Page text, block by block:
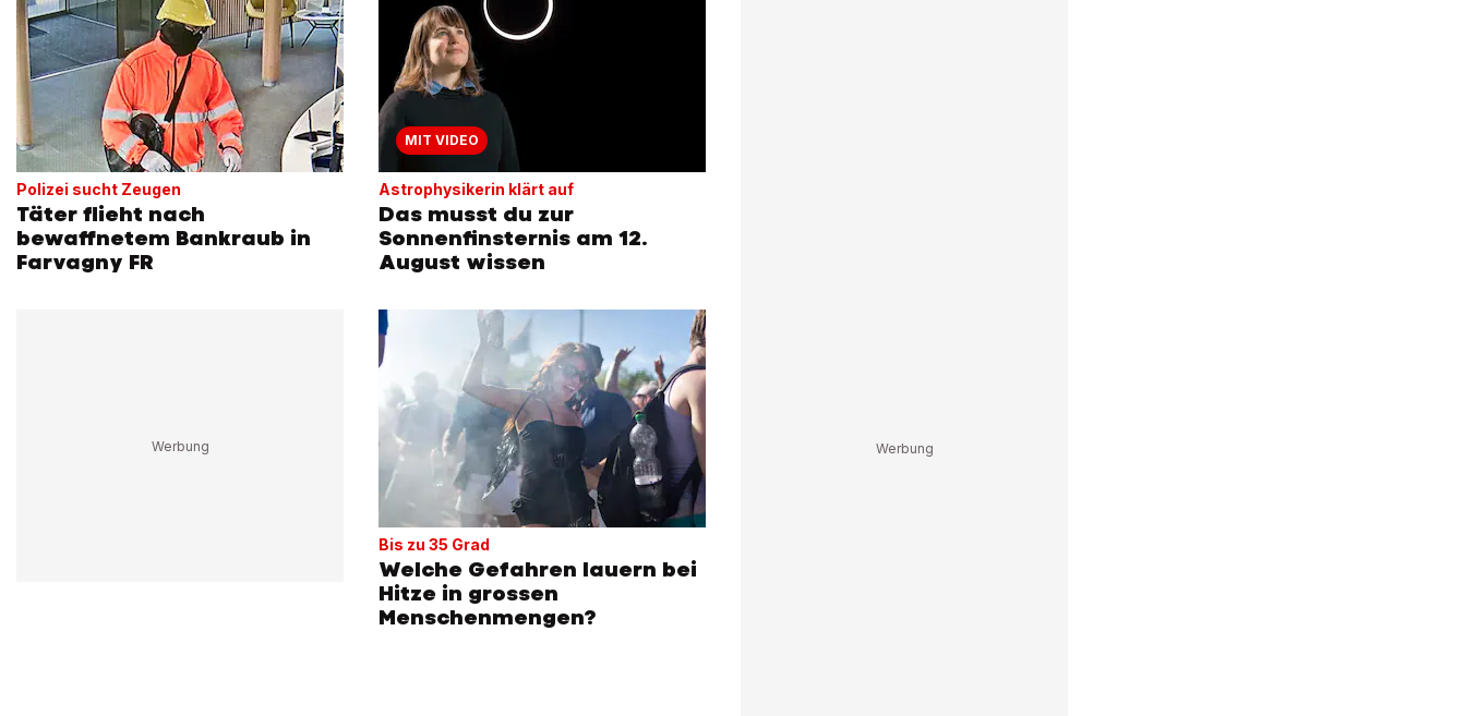
Polizei sucht Zeugen
Täter flieht nach
bewaffnetem Bankraub in
Farvagny FR
MIT VIDEO
Astrophysikerin klärt auf
Das musst du zur
Sonnenfinsternis am 12.
August wissen
Bis zu 35 Grad
Welche Gefahren lauern bei
Hitze in grossen
Menschenmengen?